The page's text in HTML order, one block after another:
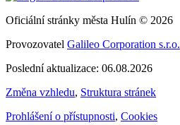
Oficiální stránky města Hulín © 2026
Provozovatel Galileo Corporation s.r.o.
Poslední aktualizace: 06.08.2026
Změna vzhledu, Struktura stránek
Prohlášení o přístupnosti, Cookies